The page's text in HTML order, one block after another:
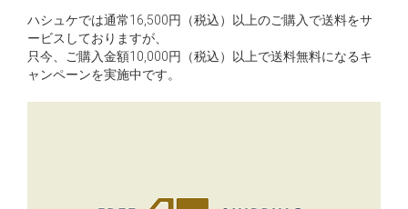
ハシュケでは通常16,500円（税込）以上のご購入で送料をサ
ービスしておりますが、
只今、ご購入金額10,000円（税込）以上で送料無料になるキ
ャンペーンを実施中です。